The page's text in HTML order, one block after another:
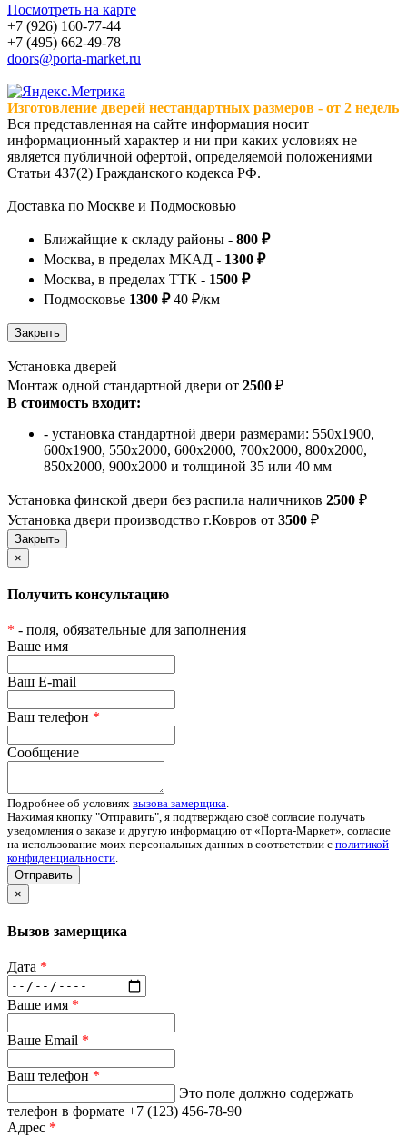
Посмотреть на карте
+7 (926) 160-77-44
+7 (495) 662-49-78
doors@porta-market.ru
Изготовление дверей нестандартных размеров - от 2 недель
Вся представленная на сайте информация носит
информационный характер и ни при каких условиях не
является публичной офертой, определяемой положениями
Статьи 437(2) Гражданского кодекса РФ.
Доставка по Москве и Подмосковью
Ближайщие к складу районы - 800 ₽
Москва, в пределах МКАД - 1300 ₽
Москва, в пределах ТТК - 1500 ₽
Подмосковье 1300 ₽40 ₽/км
Установка дверей
Монтаж одной стандартной двери от 2500 ₽
В стоимость входит:
- установка стандартной двери размерами: 550х1900,
600х1900, 550х2000, 600х2000, 700х2000, 800х2000,
850х2000, 900х2000 и толщиной 35 или 40 мм
Установка финской двери без распила наличников 2500 ₽
Установка двери производство г.Ковров от 3500 ₽
×
Получить консультацию
* - поля, обязательные для заполнения
Ваше имя
Ваш E-mail
Ваш телефон *
Сообщение
Подробнее об условиях вызова замерщика.
Нажимая кнопку "Отправить", я подтверждаю своё согласие получать
уведомления о заказе и другую информацию от «Порта-Маркет», согласие
на использование моих персональных данных в соответствии с политикой
конфиденциальности.
Отправить
×
Вызов замерщика
Дата *
Ваше имя *
Ваше Email *
Ваш телефон *
Это поле должно содержать
телефон в формате +7 (123) 456-78-90
Адрес *